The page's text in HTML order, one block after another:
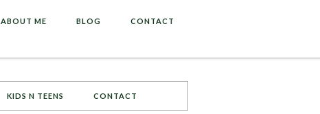
ABOUT ME BLOG CONTACT
KIDS N TEENS CONTACT